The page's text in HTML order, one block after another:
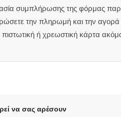
συμπλήρωσης της φόρμας
την πληρωμή και την
ή χρεωστική κάρτα
να σας αρέσουν